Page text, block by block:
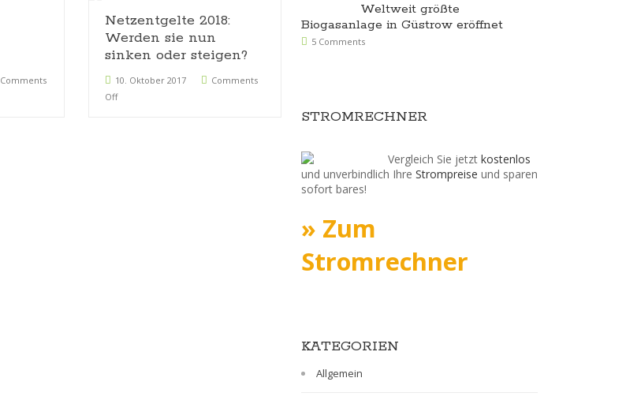
Comments
Netzentgelte 2018:
Werden sie nun
sinken oder steigen?
10. Oktober 2017
Comments
Off
Hohe Stromkosten
durch Netzentgelte: In
Weltweit größte
Biogasanlage in Güstrow eröffnet
5 Comments
STROMRECHNER
Vergleich Sie jetzt kostenlos
und unverbindlich Ihre Strompreise und sparen
sofort bares!
» Zum
Stromrechner
KATEGORIEN
Allgemein